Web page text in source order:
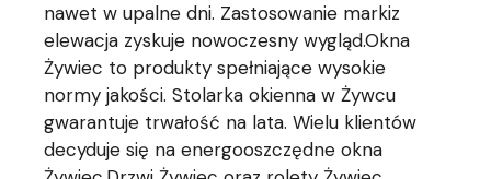
nawet w upalne dni. Zastosowanie markiz
elewacja zyskuje nowoczesny wygląd.Okna
Żywiec to produkty spełniające wysokie
normy jakości. Stolarka okienna w Żywcu
gwarantuje trwałość na lata. Wielu klientów
decyduje się na energooszczędne okna